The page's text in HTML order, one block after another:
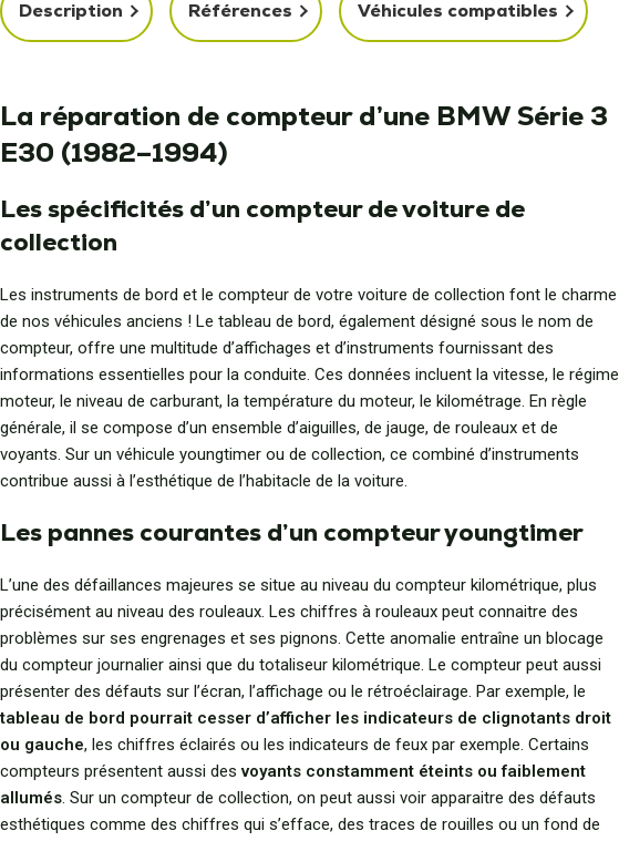
Description Références Véhicules compatibles
La réparation de compteur d’une BMW Série 3
E30 (1982–1994)
Les spécificités d’un compteur de voiture de
collection
Les instruments de bord et le compteur de votre voiture de collection font le charme
de nos véhicules anciens ! Le tableau de bord, également désigné sous le nom de
compteur, offre une multitude d’affichages et d’instruments fournissant des
informations essentielles pour la conduite. Ces données incluent la vitesse, le régime
moteur, le niveau de carburant, la température du moteur, le kilométrage. En règle
générale, il se compose d’un ensemble d’aiguilles, de jauge, de rouleaux et de
voyants. Sur un véhicule youngtimer ou de collection, ce combiné d’instruments
contribue aussi à l’esthétique de l’habitacle de la voiture.
Les pannes courantes d’un compteur youngtimer
L’une des défaillances majeures se situe au niveau du compteur kilométrique, plus
précisément au niveau des rouleaux. Les chiffres à rouleaux peut connaitre des
problèmes sur ses engrenages et ses pignons. Cette anomalie entraîne un blocage
du compteur journalier ainsi que du totaliseur kilométrique. Le compteur peut aussi
présenter des défauts sur l’écran, l’affichage ou le rétroéclairage. Par exemple, le
tableau de bord pourrait cesser d’afficher les indicateurs de clignotants droit
ou gauche, les chiffres éclairés ou les indicateurs de feux par exemple. Certains
compteurs présentent aussi desvoyants constamment éteints ou faiblement
allumés. Sur un compteur de collection, on peut aussi voir apparaitre des défauts
esthétiques comme des chiffres qui s’efface, des traces de rouilles ou un fond de